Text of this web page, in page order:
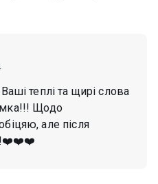
теплі та щирі слова
Щодо
але після